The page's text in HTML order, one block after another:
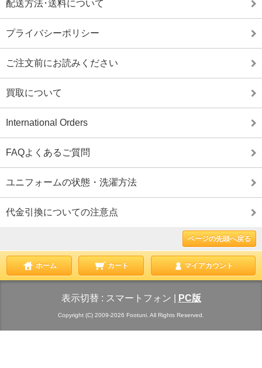
配送方法･送料について
プライバシーポリシー
ご注文前にお読みください
買取について
International Orders
FAQよくあるご質問
ユニフォームの状態・洗濯方法
代金引換についての注意点
ページの先頭へ戻る
ホーム カート マイアカウント
表示切替 : スマートフォン PC版
Copyright (C) 2009-2026 Footuni. All Rights Reserved.